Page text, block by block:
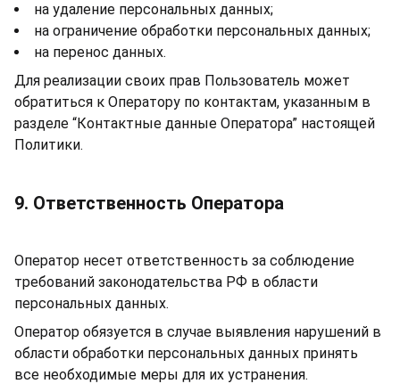
на удаление персональных данных;
на ограничение обработки персональных данных;
на перенос данных.
Для реализации своих прав Пользователь может
обратиться к Оператору по контактам, указанным в
разделе “Контактные данные Оператора” настоящей
Политики.
9. Ответственность Оператора
Оператор несет ответственность за соблюдение
требований законодательства РФ в области
персональных данных.
Оператор обязуется в случае выявления нарушений в
области обработки персональных данных принять
все необходимые меры для их устранения.